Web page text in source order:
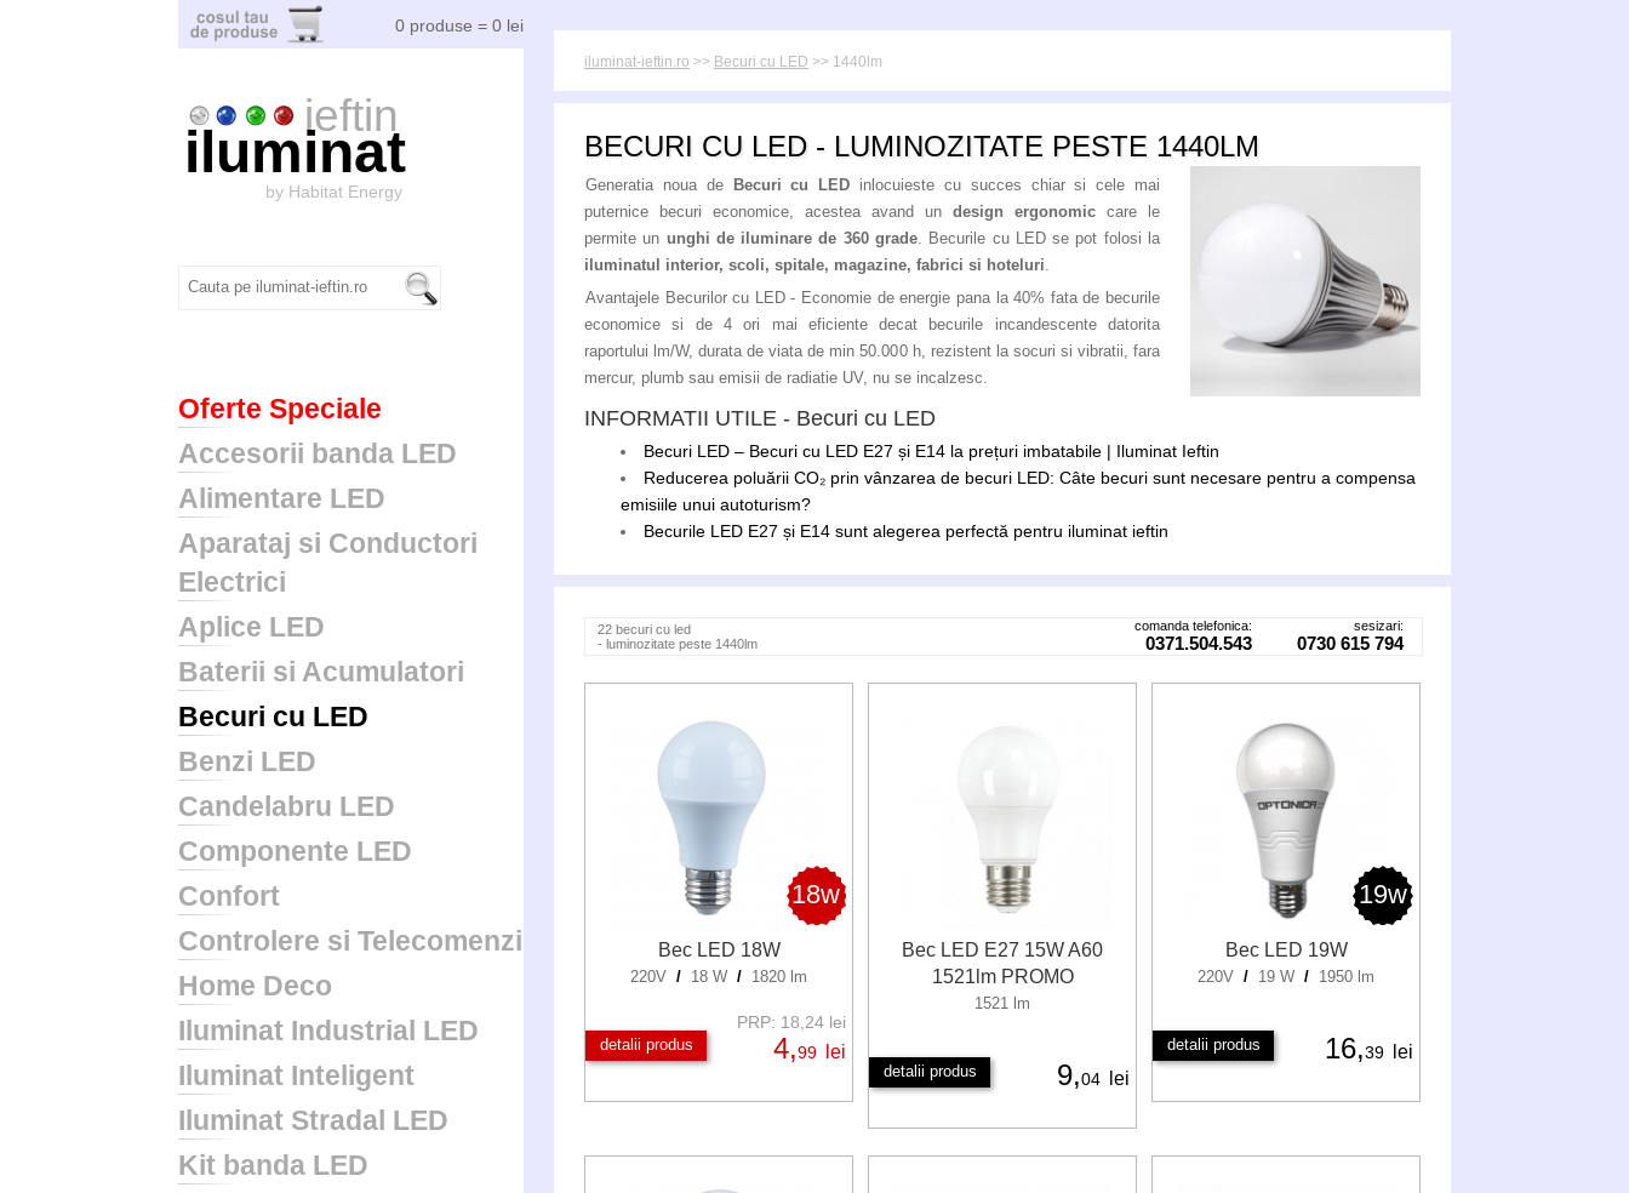
0 produse = 0 lei
ieftin
iluminat
by Habitat Energy
Oferte Speciale
Accesorii banda LED
Alimentare LED
Aparataj si Conductori
Electrici
Aplice LED
Baterii si Acumulatori
Becuri cu LED
Benzi LED
Candelabru LED
Componente LED
Confort
Controlere si Telecomenzi
Home Deco
Iluminat Industrial LED
Iluminat Inteligent
Iluminat Stradal LED
Kit banda LED
iluminat-ieftin.ro >> Becuri cu LED >> 1440lm
BECURI CU LED - LUMINOZITATE PESTE 1440LM
Generatia noua de Becuri cu LED inlocuieste cu succes chiar si cele mai
puternice becuri economice, acestea avand un design ergonomic care le
permite un unghi de iluminare de 360 grade. Becurile cu LED se pot folosi la
iluminatul interior, scoli, spitale, magazine, fabrici si hoteluri.
Avantajele Becurilor cu LED - Economie de energie pana la 40% fata de becurile
economice si de 4 ori mai eficiente decat becurile incandescente datorita
raportului lm/W, durata de viata de min 50.000 h, rezistent la socuri si vibratii, fara
mercur, plumb sau emisii de radiatie UV, nu se incalzesc.
INFORMATII UTILE - Becuri cu LED
Becuri LED – Becuri cu LED E27 și E14 la prețuri imbatabile | Iluminat Ieftin
Reducerea poluării CO₂ prin vânzarea de becuri LED: Câte becuri sunt necesare pentru a compensa
emisiile unui autoturism?
Becurile LED E27 și E14 sunt alegerea perfectă pentru iluminat ieftin
22 becuri cu led
- luminozitate peste 1440lm
comanda telefonica:
0371.504.543
sesizari:
0730 615 794
18w
Bec LED 18W
220V / 18 W / 1820 lm
detalii produs
PRP: 18,24 lei
4,99 lei
Bec LED E27 15W A60
1521lm PROMO
1521 lm
detalii produs 9,04 lei
19w
Bec LED 19W
220V / 19 W / 1950 lm
detalii produs 16,39 lei